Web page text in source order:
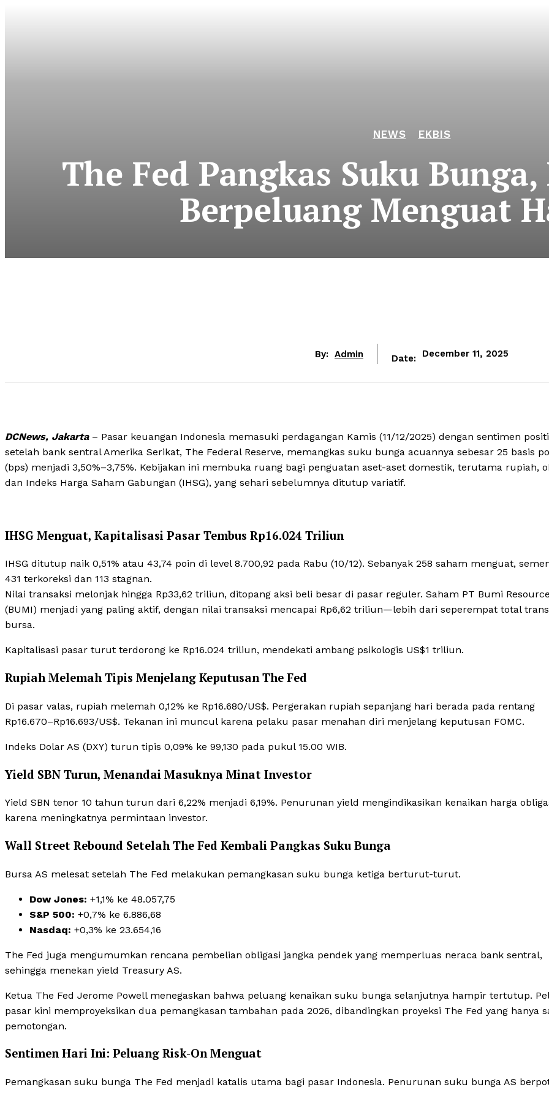
NEWS EKBIS
The Fed Pangkas Suku
Berpeluang Menguat
By: Admin Date: December 11, 2025
DCNews, Jakarta– Pasar keuangan Indonesia memasuki perdagangan Kamis (11/12/2025) dengan sentimen
setelah bank sentral Amerika Serikat, The Federal Reserve, memangkas suku bunga acuannya sebesar 25 basis
(bps) menjadi 3,50%–3,75%. Kebijakan ini membuka ruang bagi penguatan aset-aset domestik, terutama rupiah,
dan Indeks Harga Saham Gabungan (IHSG), yang sehari sebelumnya ditutup variatif.
IHSG Menguat, Kapitalisasi Pasar Tembus Rp16.024 Triliun
IHSG ditutup naik 0,51% atau 43,74 poin di level 8.700,92 pada Rabu (10/12). Sebanyak 258 saham menguat,
431 terkoreksi dan 113 stagnan.
Nilai transaksi melonjak hingga Rp33,62 triliun, ditopang aksi beli besar di pasar reguler. Saham PT Bumi
(BUMI) menjadi yang paling aktif, dengan nilai transaksi mencapai Rp6,62 triliun—lebih dari seperempat total
bursa.
Kapitalisasi pasar turut terdorong ke Rp16.024 triliun, mendekati ambang psikologis US$1 triliun.
Rupiah Melemah Tipis Menjelang Keputusan The Fed
Di pasar valas, rupiah melemah 0,12% ke Rp16.680/US$. Pergerakan rupiah sepanjang hari berada pada rentang
Rp16.670–Rp16.693/US$. Tekanan ini muncul karena pelaku pasar menahan diri menjelang keputusan FOMC.
Indeks Dolar AS (DXY) turun tipis 0,09% ke 99,130 pada pukul 15.00 WIB.
Yield SBN Turun, Menandai Masuknya Minat Investor
Yield SBN tenor 10 tahun turun dari 6,22% menjadi 6,19%. Penurunan yield mengindikasikan kenaikan harga
karena meningkatnya permintaan investor.
Wall Street Rebound Setelah The Fed Kembali Pangkas Suku Bunga
Bursa AS melesat setelah The Fed melakukan pemangkasan suku bunga ketiga berturut-turut.
Dow Jones: +1,1% ke 48.057,75
S&P 500: +0,7% ke 6.886,68
Nasdaq: +0,3% ke 23.654,16
The Fed juga mengumumkan rencana pembelian obligasi jangka pendek yang memperluas neraca bank sentral,
sehingga menekan yield Treasury AS.
Ketua The Fed Jerome Powell menegaskan bahwa peluang kenaikan suku bunga selanjutnya hampir tertutup.
pasar kini memproyeksikan dua pemangkasan tambahan pada 2026, dibandingkan proyeksi The Fed yang hanya
pemotongan.
Sentimen Hari Ini: Peluang Risk-On Menguat
Pemangkasan suku bunga The Fed menjadi katalis utama bagi pasar Indonesia. Penurunan suku bunga AS